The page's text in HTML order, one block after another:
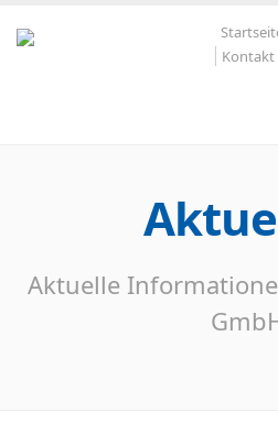
Kontakt
Aktuelle